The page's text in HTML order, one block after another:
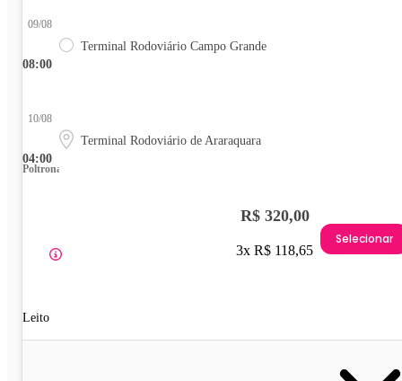
08:00
09/08
Terminal Rodoviário Campo Grande
04:00
10/08
Terminal Rodoviário de Araraquara
Poltrona
Leito
R$ 320,00
3x R$ 118,65
Selecionar